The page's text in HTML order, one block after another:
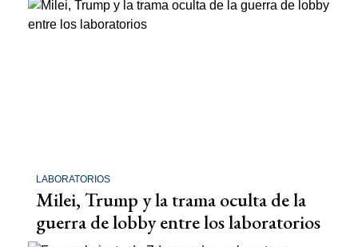
LABORATORIOS
Milei, Trump y la trama oculta de la
guerra de lobby entre los laboratorios